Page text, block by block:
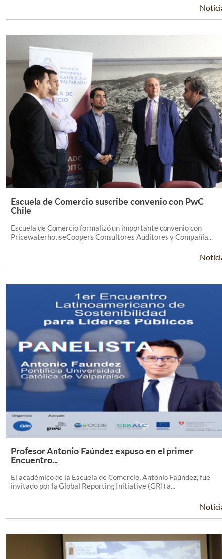
Leer Más +
Escuela de Comercio suscribe convenio con PwC
Chile
Escuela de Comercio formalizó un importante convenio con
PricewaterhouseCoopers Consultores Auditores y Compañía...
Leer Más +
Profesor Antonio Faúndez expuso en el primer
Encuentro...
El académico de la Escuela de Comercio, Antonio Faúndez, fue
invitado por la Global Reporting Initiative (GRI) a...